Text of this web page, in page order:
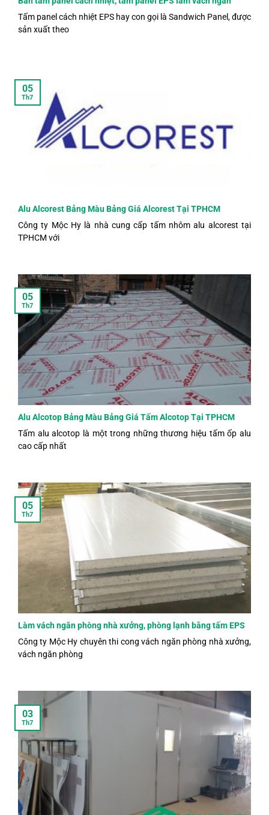
Tấm panel cách nhiệt EPS hay con gọi là Sandwich Panel, được
sản xuất theo
Alu Alcorest Bảng Màu Bảng Giá Alcorest Tại TPHCM
Công ty Mộc Hy là nhà cung cấp tấm nhôm alu alcorest tại
TPHCM với
05
Th7
Alu Alcotop Bảng Màu Bảng Giá Tấm Alcotop Tại TPHCM
Tấm alu alcotop là một trong những thương hiệu tấm ốp alu
cao cấp nhất
05
Th7
Làm vách ngăn phòng nhà xưởng, phòng lạnh bằng tấm EPS
Công ty Mộc Hy chuyên thi cong vách ngăn phòng nhà xưởng,
vách ngăn phòng
05
Th7
03
Th7